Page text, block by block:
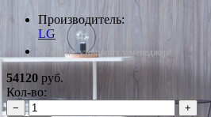
Производитель:
LG
*Наличие уточняйте у менеджера
54120 руб.
Кол-во:
−
+